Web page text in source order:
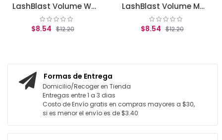
LashBlast Volume Waterproof Mascara Very Black .44 fl oz (13.1 ml) LashBlast Volume Mascara Very Black .44 fl oz (13.1 ml)
Formas de Entrega
Domicilio/Recoger en Tienda
Entregas entre 1 a 3 dias
Costo de Envío gratis en compras mayores a $30,
si es menor el envío es de $3.40